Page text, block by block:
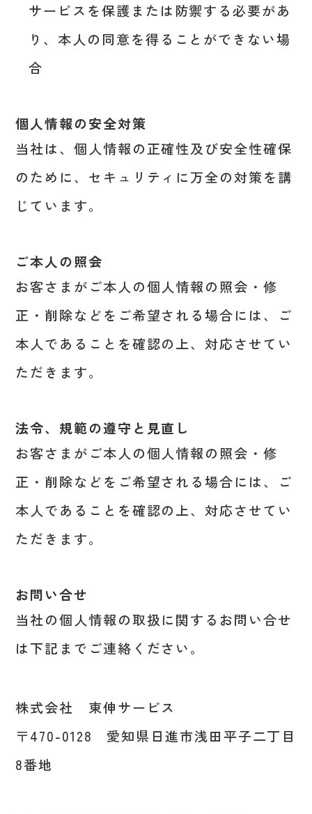
サービスを保護または防禦する必要があ
り、本人の同意を得ることができない場
合
個人情報の安全対策
当社は、個人情報の正確性及び安全性確保
のために、セキュリティに万全の対策を講
じています。
ご本人の照会
お客さまがご本人の個人情報の照会・修
正・削除などをご希望される場合には、ご
本人であることを確認の上、対応させてい
ただきます。
法令、規範の遵守と見直し
お客さまがご本人の個人情報の照会・修
正・削除などをご希望される場合には、ご
本人であることを確認の上、対応させてい
ただきます。
お問い合せ
当社の個人情報の取扱に関するお問い合せ
は下記までご連絡ください。
株式会社 東伸サービス
〒470-0128 愛知県日進市浅田平子二丁目
8番地